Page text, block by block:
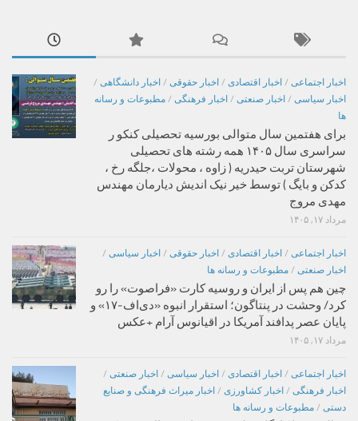
اخبار اجتماعی / اخبار اقتصادی / اخبار حقوقی / اخبار دانشگاهی /
اخبار سیاسی / اخبار صنعتی / اخبار فرهنگی / مطبوعات و رسانه
ها
برای هفتمین سال متوالی بورسیه تحصیلی کنکو ر
سراسری سال ۱۴۰۵ همه رشته های تحصیلی
شهرستان تربت حیدریه ( زاوه ، محولات ،جلگه رخ ،
کدکن و بایگ ) توسط خیر نیک اندیش دیارمان مهندس
مهدی مروج
مرداد ۱۷, ۱۴۰۵
اخبار اجتماعی / اخبار اقتصادی / اخبار حقوقی / اخبار سیاسی /
اخبار صنعتی / مطبوعات و رسانه ها
چین هم پس از ایران و روسیه کارت «فراصوت» را رو
کرد/ وحشت در پنتاگون؛ استقرار انبوه «دی‌اف‑۱۷» و
پایان عصر پدافند آمریکا در اقیانوس آرام +عکس
مرداد ۱۷, ۱۴۰۵
اخبار اجتماعی / اخبار اقتصادی / اخبار سیاسی / اخبار صنعتی /
اخبار فرهنگی / اخبار کشاورزی / اخبار میراث فرهنگی و صنایع
دستی / مطبوعات و رسانه ها